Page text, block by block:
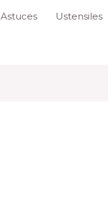
Astuces Ustensiles